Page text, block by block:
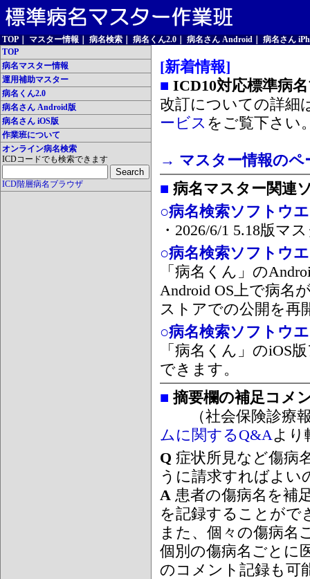
TOP マスター情報 病名検索 病名くん2.0 病名さん Android
病名さん
TOP
病名マスター情報
運用補助マスター
病名くん2.0
病名さん Android版
病名さん iOS版
作業班について
オンライン病名検索
ICDコードでも検索できます
ICD階層病名ブラウザ
[新着情報]
■ ICD10対応標準病
改訂についての詳細
ービス をご覧下さい
→ マスター情報のペ
■ 病名マスター関連
○病名検索ソフトウ
・2026/6/1 5.18版マ
○病名検索ソフトウ
「病名くん」の
Android OS上で病名
ストアでの公開を再
○病名検索ソフトウ
「病名くん」のiOS
できます。
■ 摘要欄の補足コメ
（社会保険診療報
ムに関するQ&Aより
Q 症状所見など傷病
うに請求すればよい
A 患者の傷病名を補
を記録することがで
また、個々の傷病名
個別の傷病名ごとに
のコメント記録も可